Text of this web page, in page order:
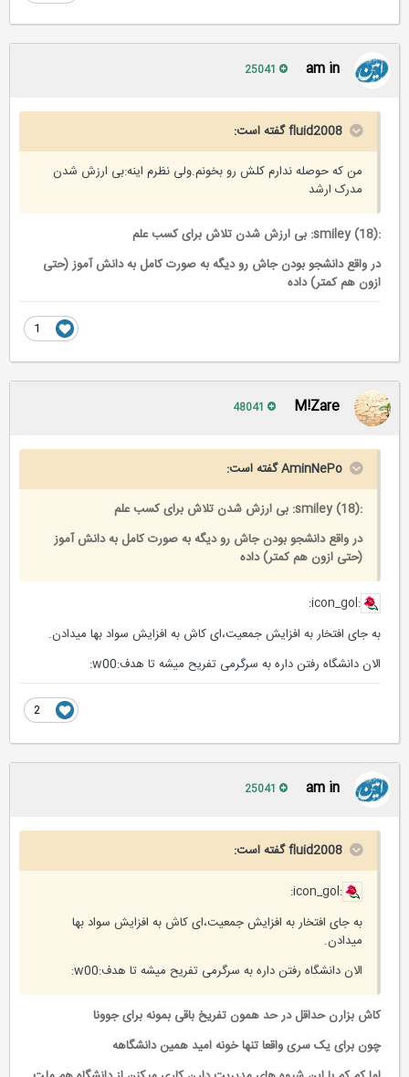
am in
fluid2008 گفته است:
من که حوصله ندارم کلش رو بخونم.ولی نظرم اینه:بی ارزش شدن
مدرک ارشد
در واقع دانشجو بودن جاش رو دیگه به صورت کامل به دانش آموز (حتی
ازون هم کمتر) داده
M!Zare
AminNePo گفته است:
در واقع دانشجو بودن جاش رو دیگه به صورت کامل به دانش آموز
(حتی ازون هم کمتر) داده
:icon_gol:
به جای افتخار به افزایش جمعیت،ای کاش به افزایش سواد بها میدادن.
الان دانشگاه رفتن داره به سرگرمی تفریح میشه تا هدف:w00:
am in
fluid2008 گفته است:
:icon_gol:
به جای افتخار به افزایش جمعیت،ای کاش به افزایش سواد بها
میدادن.
الان دانشگاه رفتن داره به سرگرمی تفریح میشه تا هدف:w00:
کاش بزارن حداقل در حد همون تفریخ باقی بمونه برای جوونا
چون برای یک سری واقعا تنها خونه امید همین دانشگاهه